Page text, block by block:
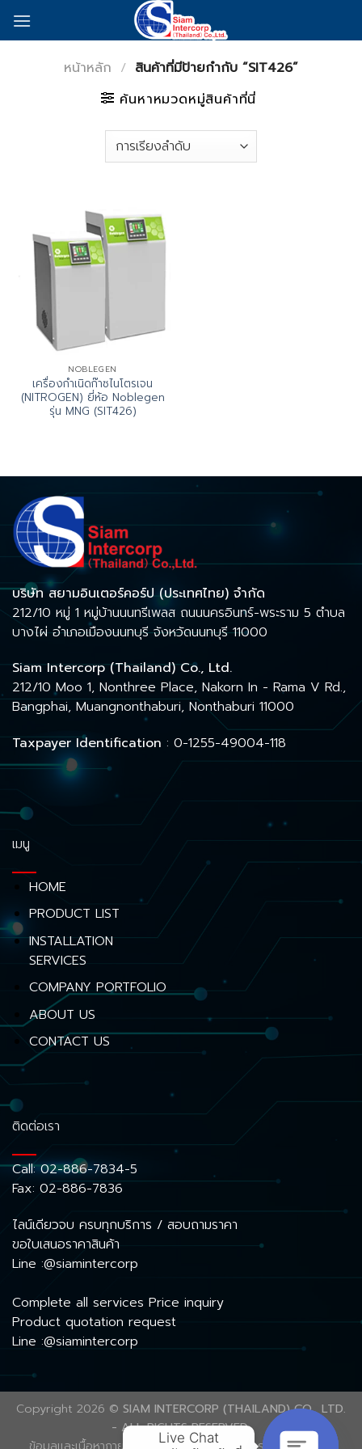
หน้าหลัก / สินค้าที่มีป้ายกำกับ “SIT426”
ค้นหาหมวดหมู่สินค้าที่นี่
NOBLEGEN
เครื่องกำเนิดก๊าซไนโตรเจน
(NITROGEN) ยี่ห้อ Noblegen
รุ่น MNG (SIT426)
บริษัท สยามอินเตอร์คอร์ป (ประเทศไทย) จำกัด
212/10 หมู่ 1 หมู่บ้านนนทรีเพลส ถนนนครอินทร์-พระราม 5 ตำบล
บางไผ่ อำเภอเมืองนนทบุรี จังหวัดนนทบุรี 11000
Siam Intercorp (Thailand) Co., Ltd.
212/10 Moo 1, Nonthree Place, Nakorn In - Rama V Rd.,
Bangphai, Muangnonthaburi, Nonthaburi 11000
Taxpayer Identification : 0-1255-49004-118
เมนู
HOME
PRODUCT LIST
INSTALLATION
SERVICES
COMPANY PORTFOLIO
ABOUT US
CONTACT US
ติดต่อเรา
Call:02-886-7834-5
Fax: 02-886-7836
ไลน์เดียวจบ ครบทุกบริการ / สอบถามราคา
ขอใบเสนอราคาสินค้า
Line :@siamintercorp
Complete all services Price inquiry
Product quotation request
Line :@siamintercorp
Copyright 2026 © SIAM INTERCORP (THAILAND) CO., LTD.
- ALL RIGHTS RESERVED.
Live Chat